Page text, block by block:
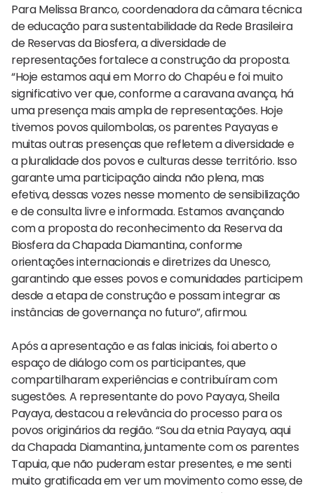
Para Melissa Branco, coordenadora da câmara técnica
de educação para sustentabilidade da Rede Brasileira
de Reservas da Biosfera, a diversidade de
representações fortalece a construção da proposta.
“Hoje estamos aqui em Morro do Chapéu e foi muito
significativo ver que, conforme a caravana avança, há
uma presença mais ampla de representações. Hoje
tivemos povos quilombolas, os parentes Payayas e
muitas outras presenças que refletem a diversidade e
a pluralidade dos povos e culturas desse território. Isso
garante uma participação ainda não plena, mas
efetiva, dessas vozes nesse momento de sensibilização
e de consulta livre e informada. Estamos avançando
com a proposta do reconhecimento da Reserva da
Biosfera da Chapada Diamantina, conforme
orientações internacionais e diretrizes da Unesco,
garantindo que esses povos e comunidades participem
desde a etapa de construção e possam integrar as
instâncias de governança no futuro”, afirmou.
Após a apresentação e as falas iniciais, foi aberto o
espaço de diálogo com os participantes, que
compartilharam experiências e contribuíram com
sugestões. A representante do povo Payaya, Sheila
Payaya, destacou a relevância do processo para os
povos originários da região. “Sou da etnia Payaya, aqui
da Chapada Diamantina, juntamente com os parentes
Tapuia, que não puderam estar presentes, e me senti
muito gratificada em ver um movimento como esse, de